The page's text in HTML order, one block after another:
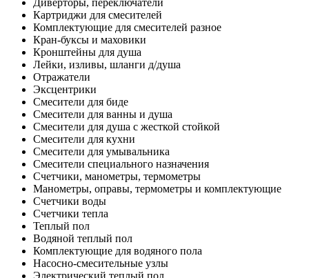
Диверторы, переключатели
Картриджи для смесителей
Комплектующие для смесителей разное
Кран-буксы и маховики
Кронштейны для душа
Лейки, изливы, шланги д/душа
Отражатели
Эксцентрики
Смесители для биде
Смесители для ванны и душа
Смесители для душа с жесткой стойкой
Смесители для кухни
Смесители для умывальника
Смесители специального назначения
Счетчики, манометры, термометры
Манометры, оправы, термометры и комплектующие
Счетчики воды
Счетчики тепла
Теплый пол
Водяной теплый пол
Комплектующие для водяного пола
Насосно-смесительные узлы
Электрический теплый пол